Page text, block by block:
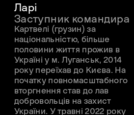
Ларі
Заступник командира
Картвелі (грузин) за
національністю, більше
половини життя прожив в
Україні у м. Луганськ, 2014
року переїхав до Києва. На
початку повномасштабного
вторгнення став до лав
добровольців на захист
України. У травні 2022 року